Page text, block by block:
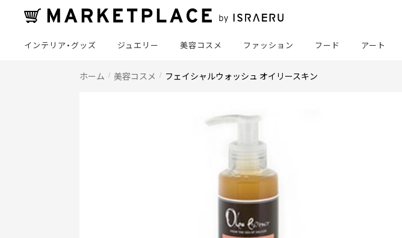
インテリア・グッズ ジュエリー 美容コスメ ファッション フード アート
ホーム 美容コスメ フェイシャルウォッシュ オイリースキン